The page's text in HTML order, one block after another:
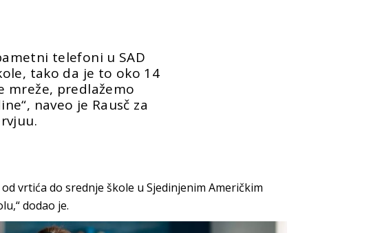
telefoni u SAD
tako da je to oko 14
mreže, predlažemo
naveo je Rausč za
vrtića do srednje škole u Sjedinjenim Američkim
dodao je.